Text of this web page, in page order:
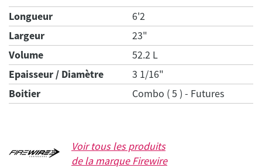
Longueur
6'2
Largeur
23"
Volume
52.2 L
Epaisseur / Diamètre
3 1/16"
Boitier
Combo ( 5 ) - Futures
Voir tous les produits
de la marqueFirewire